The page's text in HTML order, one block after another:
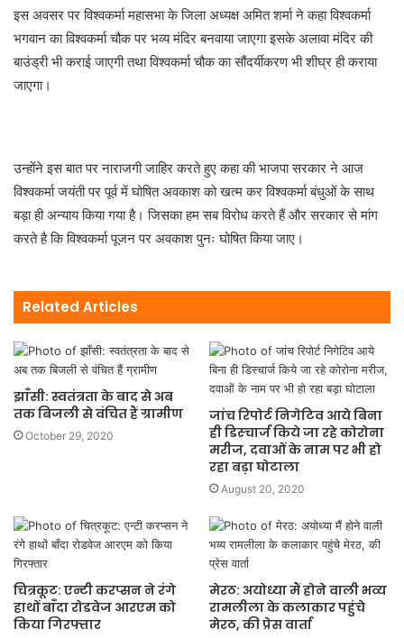
इस अवसर पर विश्वकर्मा महासभा के जिला अध्यक्ष अमित शर्मा ने कहा विश्वकर्मा
भगवान का विश्वकर्मा चौक पर भव्य मंदिर बनवाया जाएगा इसके अलावा मंदिर की
बाउंड्री भी कराई जाएगी तथा विश्वकर्मा चौक का सौंदर्यीकरण भी शीघ्र ही कराया
जाएगा।
उन्होंने इस बात पर नाराजगी जाहिर करते हुए कहा की भाजपा सरकार ने आज
विश्वकर्मा जयंती पर पूर्व में घोषित अवकाश को खत्म कर विश्वकर्मा बंधुओं के साथ
बड़ा ही अन्याय किया गया है। जिसका हम सब विरोध करते हैं और सरकार से मांग
करते है कि विश्वकर्मा पूजन पर अवकाश पुनः घोषित किया जाए।
Related Articles
झाँसी: स्वतंत्रता के बाद से अब
तक बिजली से वंचित हैं ग्रामीण
October 29, 2020
जांच रिपोर्ट निगेटिव आये बिना
ही डिस्चार्ज किये जा रहे कोरोना
मरीज, दवाओं के नाम पर भी हो
रहा बड़ा घोटाला
August 20, 2020
चित्रकूट: एन्टी करप्सन ने रंगे
हाथों बाँदा रोडवेज आरएम को
किया गिरफ्तार
मेरठ: अयोध्या मैं होने वाली भव्य
रामलीला के कलाकार पहुंचे
मेरठ, की प्रेस वार्ता